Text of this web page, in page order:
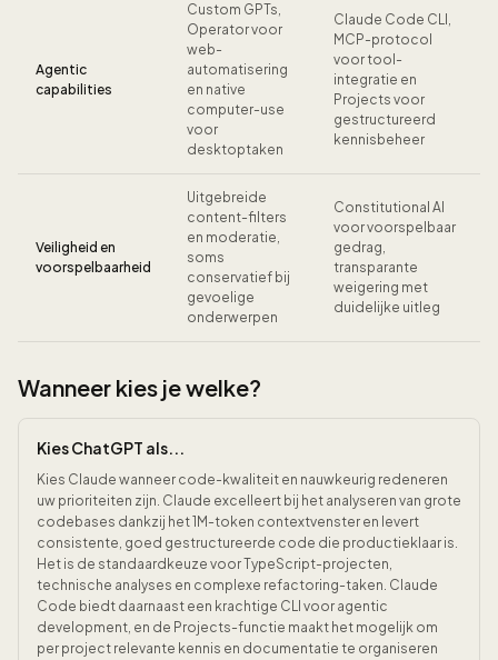
Agentic
capabilities
Custom GPTs,
Operator voor
web-
automatisering
en native
computer-use
voor
desktoptaken
Claude Code CLI,
MCP-protocol
voor tool-
integratie en
Projects voor
gestructureerd
kennisbeheer
Veiligheid en
voorspelbaarheid
Uitgebreide
content-filters
en moderatie,
soms
conservatief bij
gevoelige
onderwerpen
Constitutional AI
voor voorspelbaar
gedrag,
transparante
weigering met
duidelijke uitleg
Wanneer kies je welke?
Kies ChatGPT als...
Kies Claude wanneer code-kwaliteit en nauwkeurig redeneren
uw prioriteiten zijn. Claude excelleert bij het analyseren van grote
codebases dankzij het 1M-token contextvenster en levert
consistente, goed gestructureerde code die productieklaar is.
Het is de standaardkeuze voor TypeScript-projecten,
technische analyses en complexe refactoring-taken. Claude
Code biedt daarnaast een krachtige CLI voor agentic
development, en de Projects-functie maakt het mogelijk om
per project relevante kennis en documentatie te organiseren